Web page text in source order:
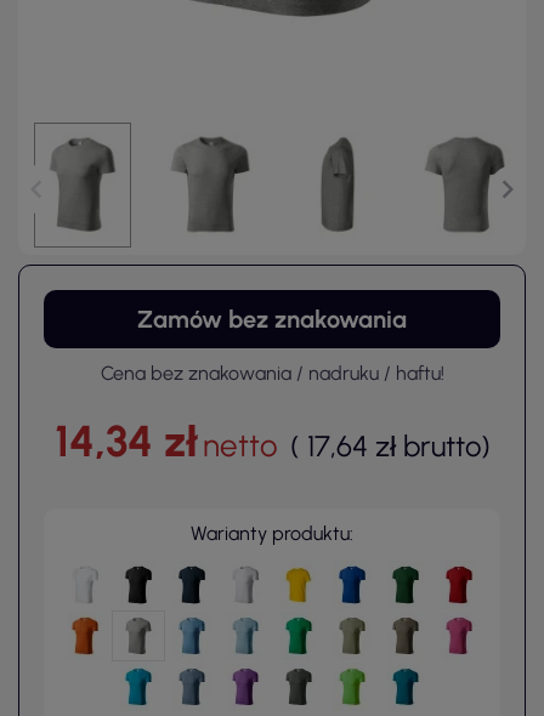
Zamów bez znakowania
Cena bez znakowania / nadruku / haftu!
14,34 złnetto ( 17,64 zł brutto)
Warianty produktu: